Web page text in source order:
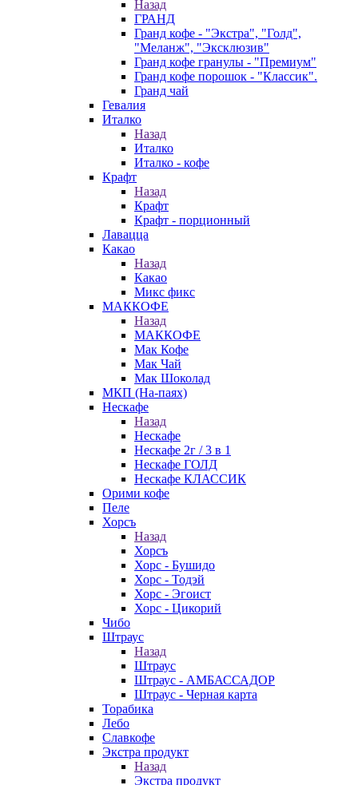
Назад
ГРАНД
Гранд кофе - "Экстра", "Голд",
"Меланж", "Эксклюзив"
Гранд кофе гранулы - "Премиум"
Гранд кофе порошок - "Классик".
Гранд чай
Гевалия
Италко
Назад
Италко
Италко - кофе
Крафт
Назад
Крафт
Крафт - порционный
Лавацца
Какао
Назад
Какао
Микс фикс
МАККОФЕ
Назад
МАККОФЕ
Мак Кофе
Мак Чай
Мак Шоколад
МКП (На-паях)
Нескафе
Назад
Нескафе
Нескафе 2г / 3 в 1
Нескафе ГОЛД
Нескафе КЛАССИК
Орими кофе
Пеле
Хорсъ
Назад
Хорсъ
Хорс - Бушидо
Хорс - Тодэй
Хорс - Эгоист
Хорс - Цикорий
Чибо
Штраус
Назад
Штраус
Штраус - АМБАССАДОР
Штраус - Черная карта
Торабика
Лебо
Славкофе
Экстра продукт
Назад
Экстра продукт